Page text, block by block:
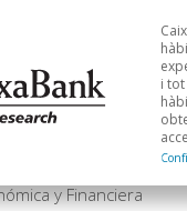
i mercats
i
y Financiera